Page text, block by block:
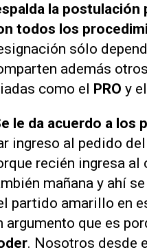
la postulación
todos los
sólo
además
como el PRO y el
le da acuerdo a los
ingreso al pedido
recién ingresa al
mañana y ahí
partido amarillo en
argumento que es
. Nosotros desde